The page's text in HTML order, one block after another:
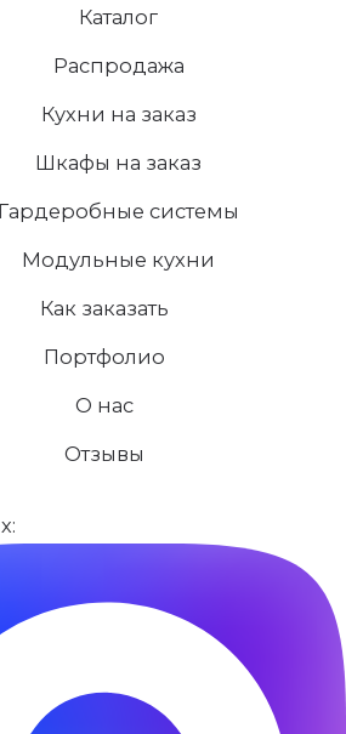
Каталог
Распродажа
Кухни на заказ
Шкафы на заказ
Гардеробные системы
Модульные кухни
Как заказать
Портфолио
О нас
Отзывы